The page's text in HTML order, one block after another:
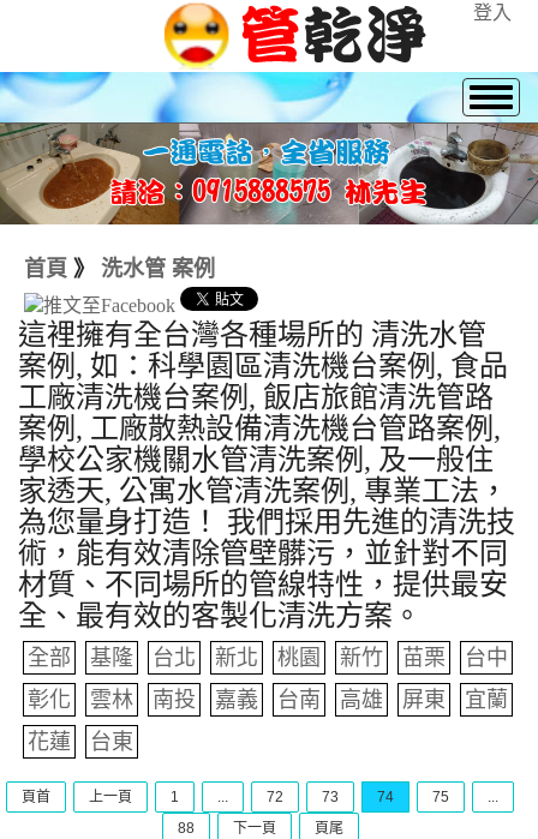
登入
首頁 》 洗水管 案例
這裡擁有全台灣各種場所的 清洗水管
案例, 如：科學園區清洗機台案例, 食品
工廠清洗機台案例, 飯店旅館清洗管路
案例, 工廠散熱設備清洗機台管路案例,
學校公家機關水管清洗案例, 及一般住
家透天, 公寓水管清洗案例, 專業工法，
為您量身打造！ 我們採用先進的清洗技
術，能有效清除管壁髒污，並針對不同
材質、不同場所的管線特性，提供最安
全、最有效的客製化清洗方案。
全部 基隆 台北 新北 桃園 新竹 苗栗
台中
彰化
雲林 南投 嘉義 台南 高雄 屏東
宜蘭
花蓮
台東
頁首 上一頁 1 ... 72 73 74 75
...
88
下一頁 頁尾